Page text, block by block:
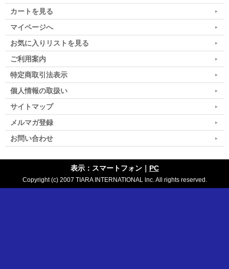
カートを見る
マイページへ
お気に入りリストを見る
ご利用案内
特定商取引法表示
個人情報の取扱い
サイトマップ
メルマガ登録
お問い合わせ
表示：スマートフォン｜ PC
Copyright (c) 2007 TIARA INTERNATIONAL lnc. All rights reserved.